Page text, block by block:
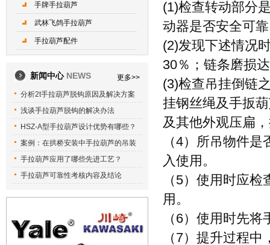
(1)检查转动部分
动器是否安全可
(2)发现下述情况
30％；链条磨损
(3)检查吊挂倒链
挂钢丝绳及手扳
及其他外观压扁
（4）所吊物件
入使用。
（5）使用时应
用。
（6）使用时先
（7）提升过程
手牌手拉葫芦
武林飞鸽手拉葫芦
手拉葫芦配件
新闻中心 NEWS
更多>>
分析2t手拉葫芦脱钩原因及解决方案
浅谈手拉葫芦脱钩的解决办法
HSZ-A型手拉葫芦设计优势有哪些？
案例：在拱桥安装中手拉葫芦的吊装
手拉葫芦应用了哪些先进工艺？
手拉葫芦可靠性考核内容及结论